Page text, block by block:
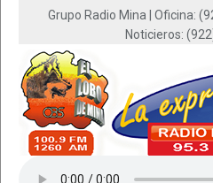
Grupo Radio Mina | Oficina:
Noticieros: